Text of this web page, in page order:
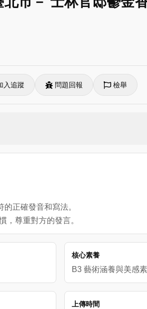
入追蹤 問題回報 檢舉
正確發音和寫法。
，尊重對方的發言。
核心素養
B3 藝術涵養與美感
上傳時間